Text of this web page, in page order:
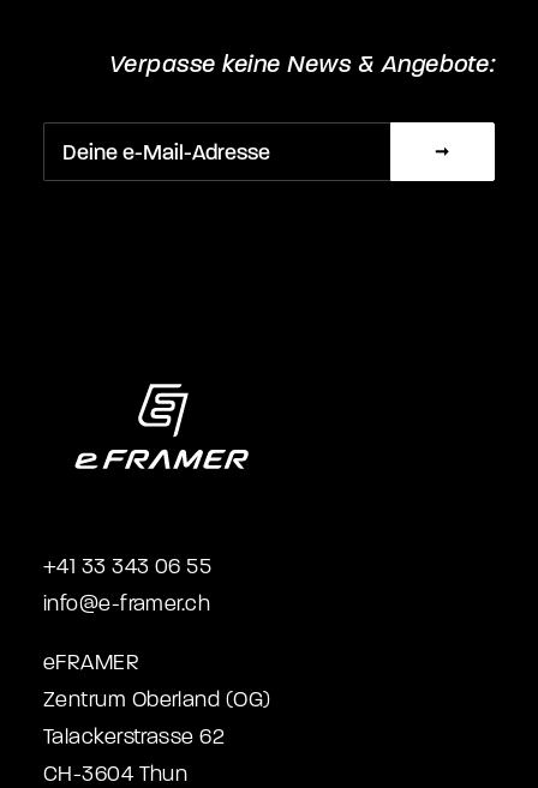
Verpasse keine News & Angebote:
+41 33 343 06 55
info@e-framer.ch
eFRAMER
Zentrum Oberland (OG)
Talackerstrasse 62
CH-3604 Thun